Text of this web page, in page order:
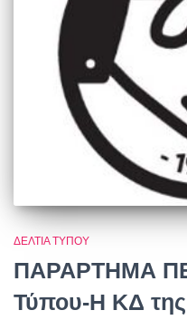
ΔΕΛΤΊΑ ΤΎΠΟΥ
ΠΑΡΑΡΤΗΜΑ
Τύπου-Η ΚΔ